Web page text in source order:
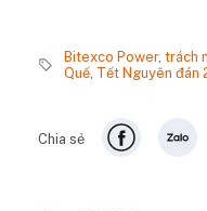
Bitexco Power, trách
Quế, Tết Nguyên đán
Chia sẻ